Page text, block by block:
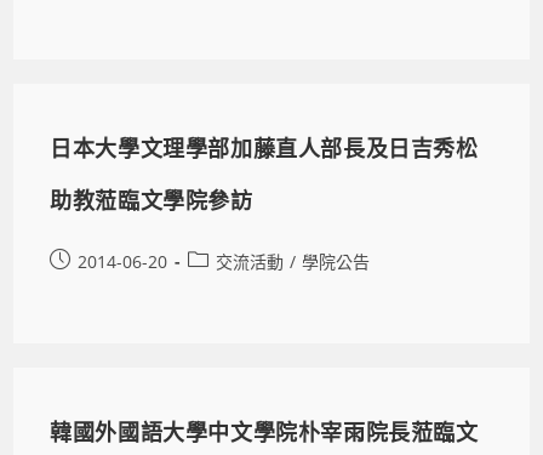
日本大學文理學部加藤直人部長及日吉秀松
助教蒞臨文學院參訪
2014-06-20 交流活動 / 學院公告
韓國外國語大學中文學院朴宰雨院長蒞臨文